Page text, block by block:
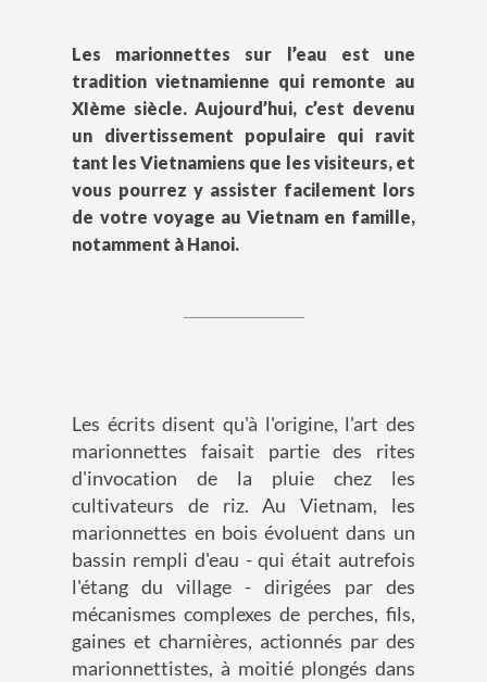
Les marionnettes sur l’eau est une
tradition vietnamienne qui remonte au
XIème siècle. Aujourd’hui, c’est devenu
un divertissement populaire qui ravit
tant les Vietnamiens que les visiteurs, et
vous pourrez y assister facilement lors
de votre voyage au Vietnam en famille,
notamment à Hanoi.
Les écrits disent qu'à l'origine, l'art des
marionnettes faisait partie des rites
d'invocation de la pluie chez les
cultivateurs de riz. Au Vietnam, les
marionnettes en bois évoluent dans un
bassin rempli d'eau - qui était autrefois
l'étang du village - dirigées par des
mécanismes complexes de perches, fils,
gaines et charnières, actionnés par des
marionnettistes, à moitié plongés dans